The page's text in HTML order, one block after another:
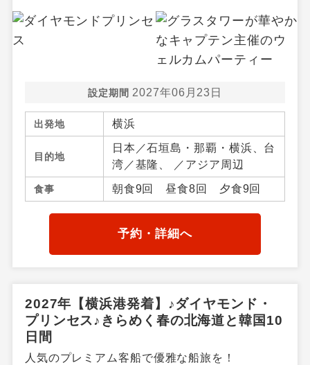
設定期間 2027年06月23日
出発地 横浜
目的地
日本／石垣島・那覇・横浜、台
湾／基隆、 ／アジア周辺
食事 朝食9回 昼食8回 夕食9回
予約・詳細へ
2027年【横浜港発着】♪ダイヤモンド・
プリンセス♪きらめく春の北海道と韓国10
日間
人気のプレミアム客船で優雅な船旅を！